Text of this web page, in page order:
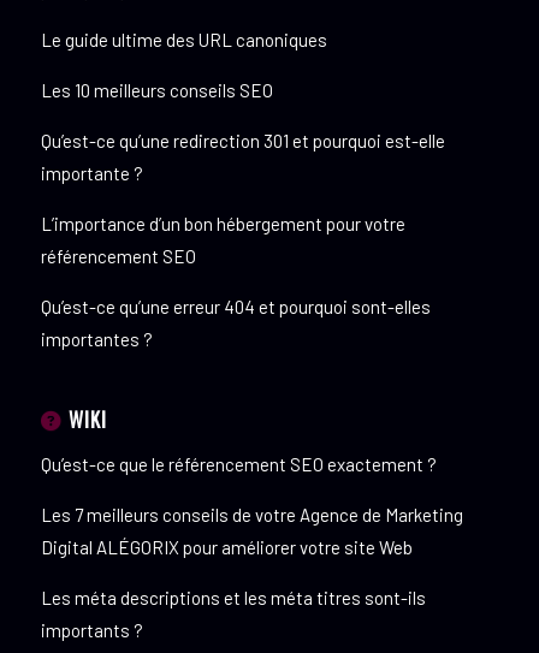
Le guide ultime des URL canoniques
Les 10 meilleurs conseils SEO
Qu’est-ce qu’une redirection 301 et pourquoi est-elle
importante ?
L’importance d’un bon hébergement pour votre
référencement SEO
Qu’est-ce qu’une erreur 404 et pourquoi sont-elles
importantes ?
WIKI
Qu’est-ce que le référencement SEO exactement ?
Les 7 meilleurs conseils de votre Agence de Marketing
Digital ALÉGORIX pour améliorer votre site Web
Les méta descriptions et les méta titres sont-ils
importants ?